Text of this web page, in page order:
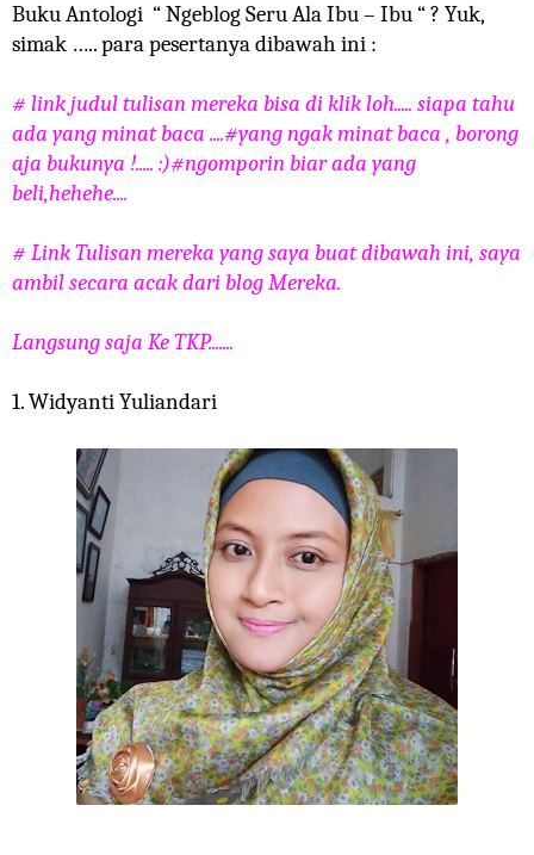
Buku Antologi “ Ngeblog Seru Ala Ibu – Ibu “ ? Yuk,
simak ….. para pesertanya dibawah ini :
# link judul tulisan mereka bisa di klik loh..... siapa tahu
ada yang minat baca ....#yang ngak minat baca , borong
aja bukunya !..... :)#ngomporin biar ada yang
beli,hehehe....
# Link Tulisan mereka yang saya buat dibawah ini, saya
ambil secara acak dari blog Mereka.
Langsung saja Ke TKP.......
1. Widyanti Yuliandari